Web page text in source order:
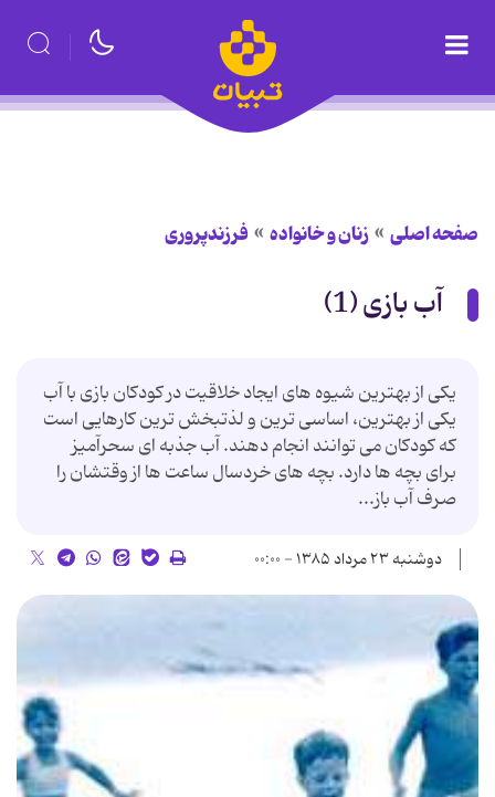
صفحه اصلی زنان و خانواده فرزندپروری
آب بازی (1)
یکی از بهترین شیوه های ایجاد خلاقیت در کودکان بازی با آب
یکی از بهترین، اساسی ترین و لذتبخش ترین کارهایی است
که کودکان می توانند انجام دهند. آب جذبه ای سحرآمیز
برای بچه ها دارد. بچه های خردسال ساعت ها از وقتشان را
صرف آب باز...
دوشنبه ۲۳ مرداد ۱۳۸۵ - ۰۰:۰۰